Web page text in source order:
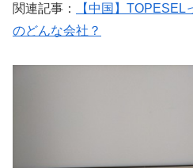
関連記事：
【中国】TOPESEL
のどんな会社？